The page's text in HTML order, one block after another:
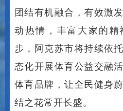
团结有机融合，有效激
动热情，丰富大家的精
步，阿克苏市将持续依
态化开展体育公益交融
体育品牌，让全民健身
结之花常开长盛。